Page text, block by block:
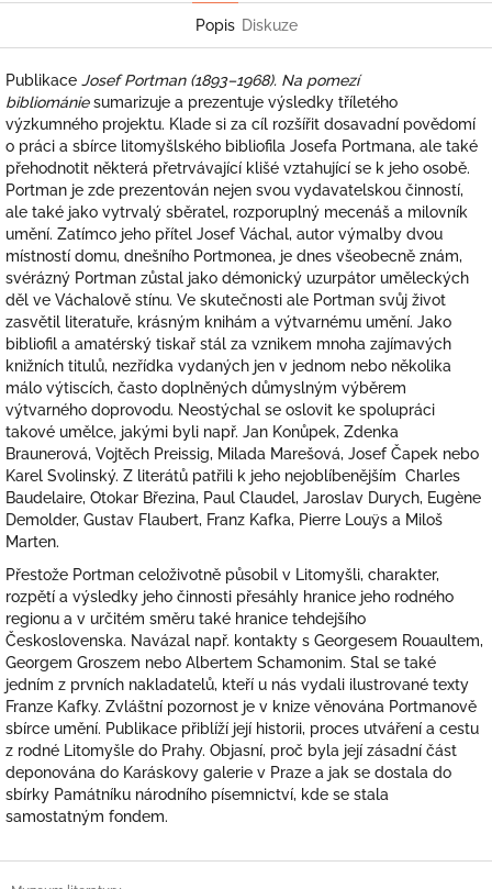
Popis Diskuze
Publikace Josef Portman (1893–1968). Na pomezí
bibliománie sumarizuje a prezentuje výsledky tříletého
výzkumného projektu. Klade si za cíl rozšířit dosavadní povědomí
o práci a sbírce litomyšlského bibliofila Josefa Portmana, ale také
přehodnotit některá přetrvávající klišé vztahující se k jeho osobě.
Portman je zde prezentován nejen svou vydavatelskou činností,
ale také jako vytrvalý sběratel, rozporuplný mecenáš a milovník
umění. Zatímco jeho přítel Josef Váchal, autor výmalby dvou
místností domu, dnešního Portmonea, je dnes všeobecně znám,
svérázný Portman zůstal jako démonický uzurpátor uměleckých
děl ve Váchalově stínu. Ve skutečnosti ale Portman svůj život
zasvětil literatuře, krásným knihám a výtvarnému umění. Jako
bibliofil a amatérský tiskař stál za vznikem mnoha zajímavých
knižních titulů, nezřídka vydaných jen v jednom nebo několika
málo výtiscích, často doplněných důmyslným výběrem
výtvarného doprovodu. Neostýchal se oslovit ke spolupráci
takové umělce, jakými byli např. Jan Konůpek, Zdenka
Braunerová, Vojtěch Preissig, Milada Marešová, Josef Čapek nebo
Karel Svolinský. Z literátů patřili k jeho nejoblíbenějším Charles
Baudelaire, Otokar Březina, Paul Claudel, Jaroslav Durych, Eugène
Demolder, Gustav Flaubert, Franz Kafka, Pierre Louÿs a Miloš
Marten.
Přestože Portman celoživotně působil v Litomyšli, charakter,
rozpětí a výsledky jeho činnosti přesáhly hranice jeho rodného
regionu a v určitém směru také hranice tehdejšího
Československa. Navázal např. kontakty s Georgesem Rouaultem,
Georgem Groszem nebo Albertem Schamonim. Stal se také
jedním z prvních nakladatelů, kteří u nás vydali ilustrované texty
Franze Kafky. Zvláštní pozornost je v knize věnována Portmanově
sbírce umění. Publikace přiblíží její historii, proces utváření a cestu
z rodné Litomyšle do Prahy. Objasní, proč byla její zásadní část
deponována do Karáskovy galerie v Praze a jak se dostala do
sbírky Památníku národního písemnictví, kde se stala
samostatným fondem.